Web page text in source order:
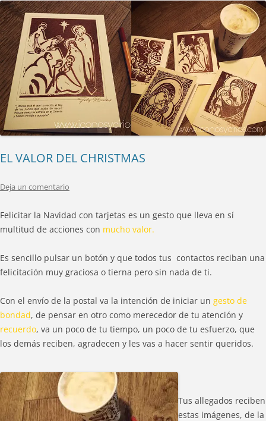
EL VALOR DEL CHRISTMAS
Deja un comentario
Felicitar la Navidad con tarjetas es un gesto que lleva en sí
multitud de acciones con mucho valor.
Es sencillo pulsar un botón y que todos tus contactos reciban una
felicitación muy graciosa o tierna pero sin nada de ti.
Con el envío de la postal va la intención de iniciar un gesto de
bondad, de pensar en otro como merecedor de tu atención y
recuerdo, va un poco de tu tiempo, un poco de tu esfuerzo, que
los demás reciben, agradecen y les vas a hacer sentir queridos.
Tus allegados reciben
estas imágenes, de la